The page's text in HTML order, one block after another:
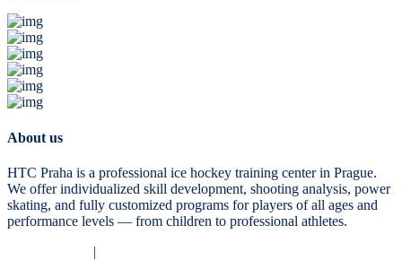
About us
HTC Praha is a professional ice hockey training center in Prague.
We offer individualized skill development, shooting analysis, power
skating, and fully customized programs for players of all ages and
performance levels — from children to professional athletes.
|